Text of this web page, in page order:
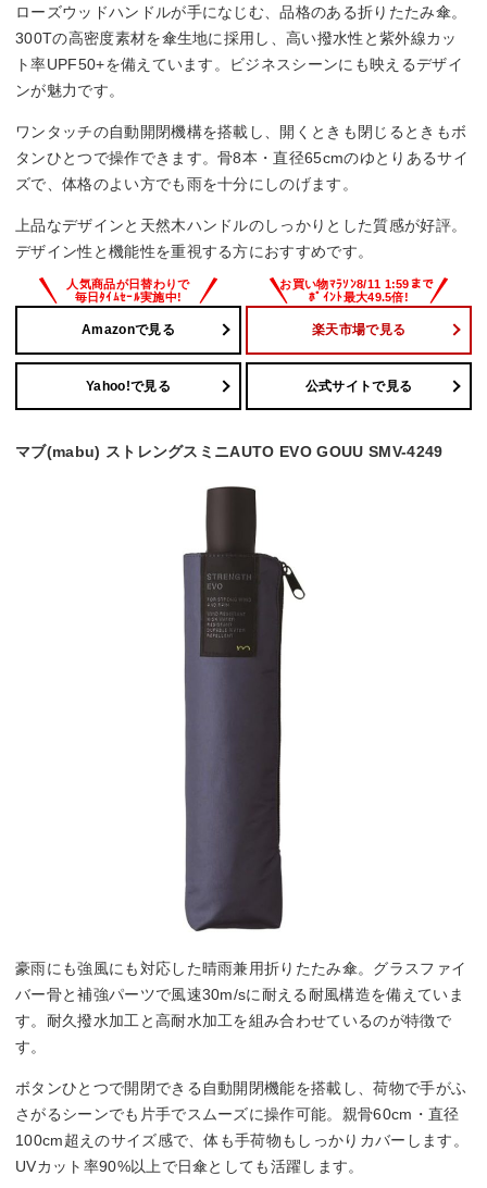
ローズウッドハンドルが手になじむ、品格のある折りたたみ傘。
300Tの高密度素材を傘生地に採用し、高い撥水性と紫外線カッ
ト率UPF50+を備えています。ビジネスシーンにも映えるデザイ
ンが魅力です。
ワンタッチの自動開閉機構を搭載し、開くときも閉じるときもボ
タンひとつで操作できます。骨8本・直径65cmのゆとりあるサイ
ズで、体格のよい方でも雨を十分にしのげます。
上品なデザインと天然木ハンドルのしっかりとした質感が好評。
デザイン性と機能性を重視する方におすすめです。
Amazonで見る 楽天市場で見る
Yahoo!で見る 公式サイトで見る
マブ(mabu) ストレングスミニAUTO EVO GOUU SMV-4249
豪雨にも強風にも対応した晴雨兼用折りたたみ傘。グラスファイ
バー骨と補強パーツで風速30m/sに耐える耐風構造を備えていま
す。耐久撥水加工と高耐水加工を組み合わせているのが特徴で
す。
ボタンひとつで開閉できる自動開閉機能を搭載し、荷物で手がふ
さがるシーンでも片手でスムーズに操作可能。親骨60cm・直径
100cm超えのサイズ感で、体も手荷物もしっかりカバーします。
UVカット率90%以上で日傘としても活躍します。